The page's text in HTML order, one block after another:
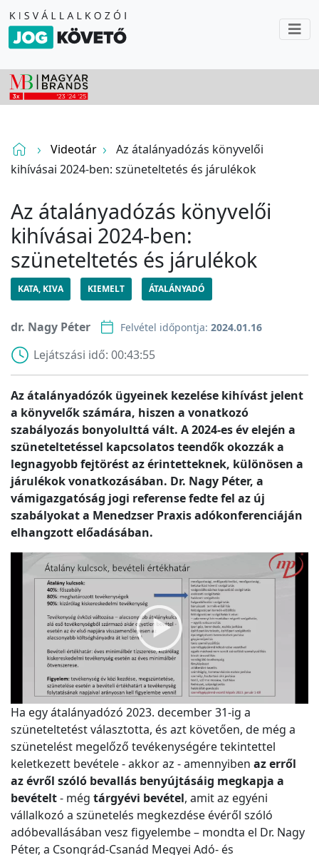
Videotár
Az átalányadózás könyvelői
kihívásai 2024-ben: szüneteltetés és járulékok
Az átalányadózás könyvelői
kihívásai 2024-ben:
szüneteltetés és járulékok
KATA, KIVA KIEMELT ÁTALÁNYADÓ
dr. Nagy Péter Felvétel időpontja: 2024.01.16
Lejátszási idő: 00:43:55
Az átalányadózók ügyeinek kezelése kihívást jelent
a könyvelők számára, hiszen a vonatkozó
szabályozás bonyolulttá vált. A 2024-es év elején a
szüneteltetéssel kapcsolatos teendők okozzák a
legnagyobb fejtörést az érintetteknek, különösen a
járulékok vonatkozásában. Dr. Nagy Péter, a
vámigazgatóság jogi referense fedte fel az új
szabályokat a Menedzser Praxis adókonferenciáján
elhangzott előadásában.
Ha egy átalányadózó 2023. december 31-ig a
szüneteltetést választotta, és azt követően, de még a
szünetelést megelőző tevékenységére tekintettel
keletkezett bevétele - akkor az - amennyiben az erről
az évről szóló bevallás benyújtásáig megkapja a
bevételt- még tárgyévi bevétel, amit az egyéni
vállalkozó a szünetelés megkezdése évéről szóló
adóbevallásában vesz figyelembe – mondta el Dr. Nagy
Péter, a Csongrád-Csanád Megyei Adó- és